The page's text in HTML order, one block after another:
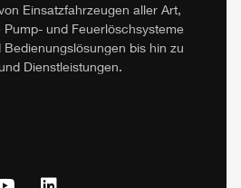
Einsatzfahrzeugen aller Art,
und Feuerlöschsysteme
bis hin zu
Dienstleistungen.